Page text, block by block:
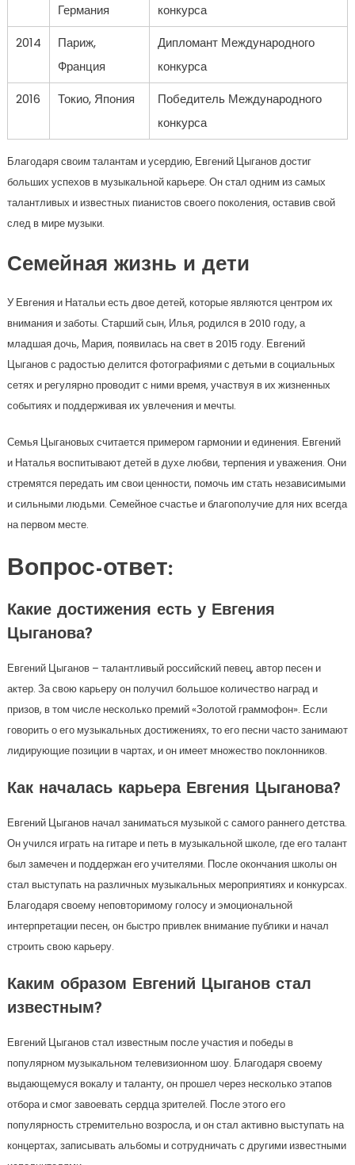
Германия
конкурса
2014
Париж,
Франция
Дипломант Международного
конкурса
2016
Токио, Япония
Победитель Международного
конкурса
Благодаря своим талантам и усердию, Евгений Цыганов достиг
больших успехов в музыкальной карьере. Он стал одним из самых
талантливых и известных пианистов своего поколения, оставив свой
след в мире музыки.
Семейная жизнь и дети
У Евгения и Натальи есть двое детей, которые являются центром их
внимания и заботы. Старший сын, Илья, родился в 2010 году, а
младшая дочь, Мария, появилась на свет в 2015 году. Евгений
Цыганов с радостью делится фотографиями с детьми в социальных
сетях и регулярно проводит с ними время, участвуя в их жизненных
событиях и поддерживая их увлечения и мечты.
Семья Цыгановых считается примером гармонии и единения. Евгений
и Наталья воспитывают детей в духе любви, терпения и уважения. Они
стремятся передать им свои ценности, помочь им стать независимыми
и сильными людьми. Семейное счастье и благополучие для них всегда
на первом месте.
Вопрос-ответ:
Какие достижения есть у Евгения
Цыганова?
Евгений Цыганов – талантливый российский певец, автор песен и
актер. За свою карьеру он получил большое количество наград и
призов, в том числе несколько премий «Золотой граммофон». Если
говорить о его музыкальных достижениях, то его песни часто занимают
лидирующие позиции в чартах, и он имеет множество поклонников.
Как началась карьера Евгения Цыганова?
Евгений Цыганов начал заниматься музыкой с самого раннего детства.
Он учился играть на гитаре и петь в музыкальной школе, где его талант
был замечен и поддержан его учителями. После окончания школы он
стал выступать на различных музыкальных мероприятиях и конкурсах.
Благодаря своему неповторимому голосу и эмоциональной
интерпретации песен, он быстро привлек внимание публики и начал
строить свою карьеру.
Каким образом Евгений Цыганов стал
известным?
Евгений Цыганов стал известным после участия и победы в
популярном музыкальном телевизионном шоу. Благодаря своему
выдающемуся вокалу и таланту, он прошел через несколько этапов
отбора и смог завоевать сердца зрителей. После этого его
популярность стремительно возросла, и он стал активно выступать на
концертах, записывать альбомы и сотрудничать с другими известными